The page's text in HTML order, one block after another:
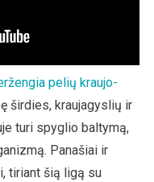
pelių kraujo-
širdies, kraujagyslių ir
turi spyglio baltymą,
Panašiai ir
tiriant šią ligą su